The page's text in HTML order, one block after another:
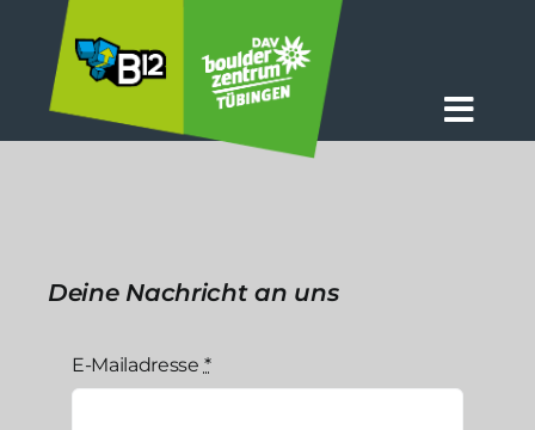
springen
Preise + Zeiten
Kurse
Deine Nachricht an uns
E-Mailadresse *